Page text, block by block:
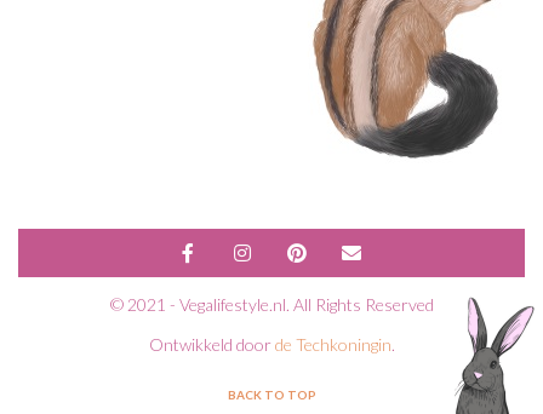
© 2021 - Vegalifestyle.nl. All Rights Reserved
Ontwikkeld door de Techkoningin.
BACK TO TOP